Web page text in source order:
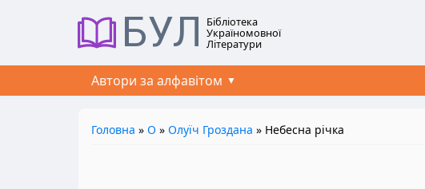
БУЛ Бібліотека
Україномовної
Літератури
Автори за алфавітом
Головна » О » Олуїч Гроздана » Небесна річка